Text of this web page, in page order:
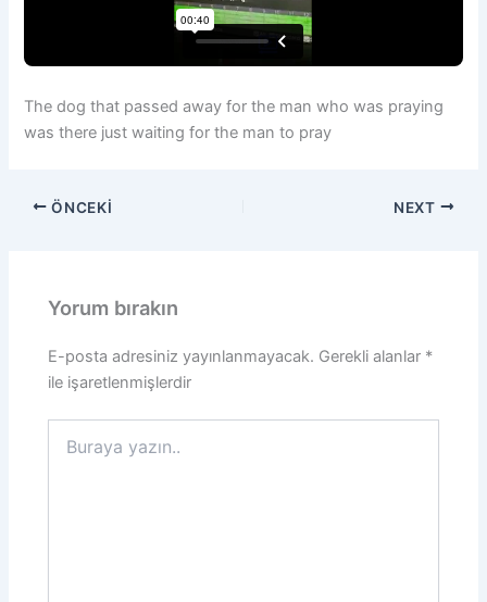
The dog that passed away for the man who was praying
was there just waiting for the man to pray
ÖNCEKI NEXT
Yorum bırakın
E-posta adresiniz yayınlanmayacak. Gerekli alanlar *
ile işaretlenmişlerdir
yazın..